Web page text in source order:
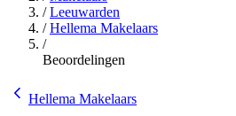
/Leeuwarden
/Hellema Makelaars
/
Beoordelingen
Hellema Makelaars